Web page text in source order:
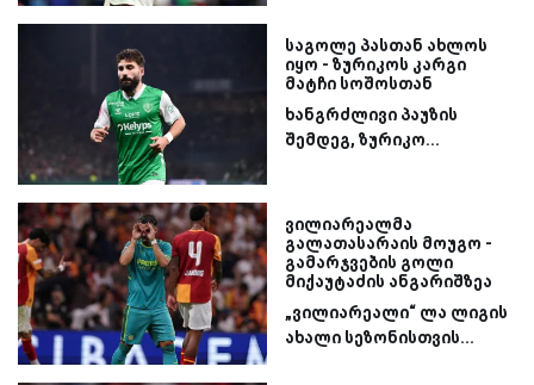
საგოლე პასთან ახლოს
იყო - ზურიკოს კარგი
მატჩი სოშოსთან
ხანგრძლივი პაუზის
შემდეგ, ზურიკო...
ვილიარეალმა
გალათასარაის მოუგო -
გამარჯვების გოლი
მიქაუტაძის ანგარიშზეა
„ვილიარეალი“ ლა ლიგის
ახალი სეზონისთვის...